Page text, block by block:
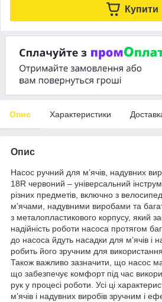
Купити
Опис Характеристики
Опис
Насос ручний для м’ячів, надувних
18R червоний – універсальний
різних предметів, включно з
м’ячами, надувними виробами та
з металопластикового корпусу, який
надійність роботи насоса протягом
до насоса йдуть насадки для м’ячів і
робить його зручним для
Також важливо зазначити, що насос
що забезпечує комфорт під час
рук у процесі роботи. Усі ці
м’ячів і надувних виробів зручним і